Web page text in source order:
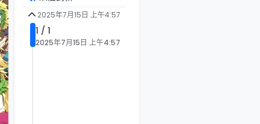
2025年7月15日 上午4:57
1 / 1
2025年7月15日 上午4:57